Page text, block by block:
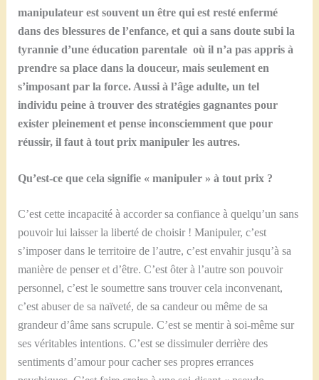
manipulateur est souvent un être qui est resté enfermé
dans des blessures de l’enfance, et qui a sans doute subi la
tyrannie d’une éducation parentale où il n’a pas appris à
prendre sa place dans la douceur, mais seulement en
s’imposant par la force. Aussi à l’âge adulte, un tel
individu peine à trouver des stratégies gagnantes pour
exister pleinement et pense inconsciemment que pour
réussir, il faut à tout prix manipuler les autres.
Qu’est-ce que cela signifie « manipuler » à tout prix ?
C’est cette incapacité à accorder sa confiance à quelqu’un sans
pouvoir lui laisser la liberté de choisir ! Manipuler, c’est
s’imposer dans le territoire de l’autre, c’est envahir jusqu’à sa
manière de penser et d’être. C’est ôter à l’autre son pouvoir
personnel, c’est le soumettre sans trouver cela inconvenant,
c’est abuser de sa naïveté, de sa candeur ou même de sa
grandeur d’âme sans scrupule. C’est se mentir à soi-même sur
ses véritables intentions. C’est se dissimuler derrière des
sentiments d’amour pour cacher ses propres errances